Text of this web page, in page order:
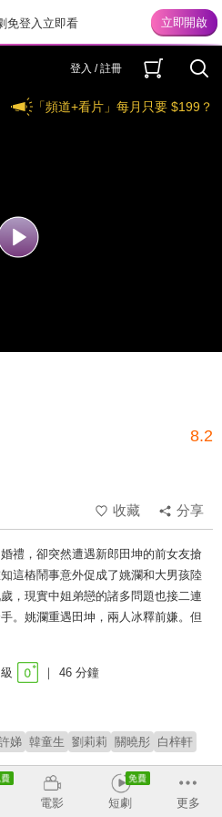
免登入立即看
登入 / 註冊
「頻道+看片」每月只要 $199？
8.2
收藏
分享
禮，卻突然遭遇新郎田坤的前女友搶
這樁鬧事意外促成了姚瀾和大男孩陸
，現實中姐弟戀的諸多問題也接二連
。姚瀾重遇田坤，兩人冰釋前嫌。但
46 分鐘
娣 韓童生 劉莉莉 關曉彤 白梓軒
電影 短劇 更多